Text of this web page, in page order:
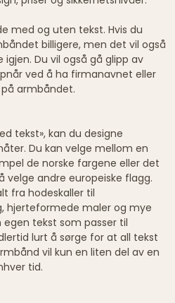
med og uten tekst. Hvis du
billigere, men det vil også
Du vil også gå glipp av
ved å ha firmanavnet eller
armbåndet.
tekst», kan du designe
Du kan velge mellom en
de norske fargene eller det
velge andre europeiske flagg.
fra hodeskaller til
hjerteformede maler og mye
egen tekst som passer til
lurt å sørge for at all tekst
vil kun en liten del av en
tid.